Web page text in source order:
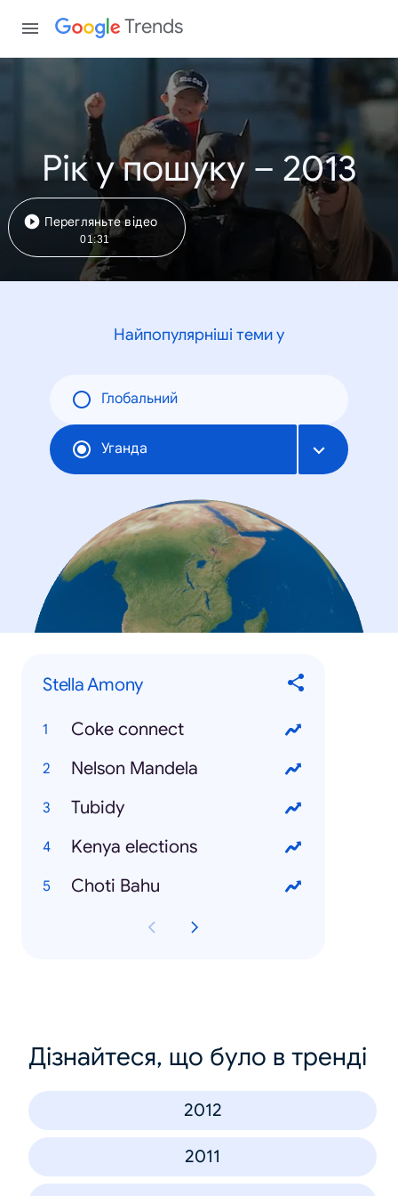
Trends
Рік у пошуку – 2013
Перегляньте відео
01:31
Найпопулярніші теми у
Глобальний
Уганда
Stella Amony
Coke connect
Nelson Mandela
Tubidy
Kenya elections
Choti Bahu
Дізнайтеся, що було в тренді
2012
2011